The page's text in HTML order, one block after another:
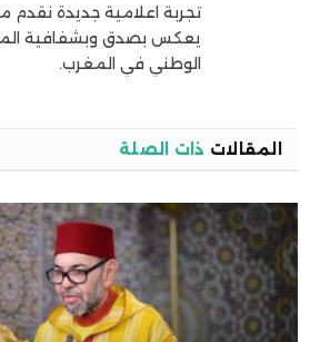
تجربة اعلامية جديدة نقدم
يعكس بصدق وبشفافية
الوطني في المغرب.
المقالات ذات الصلة